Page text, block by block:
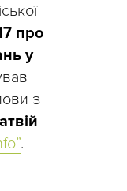
про
у
з
.